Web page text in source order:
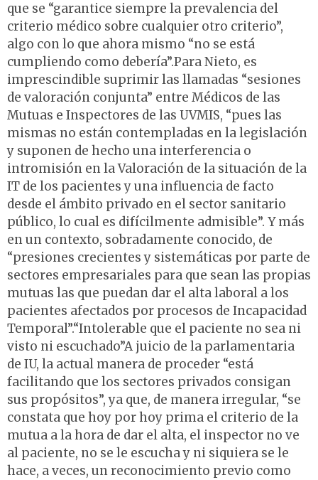
que se “garantice siempre la prevalencia del
criterio médico sobre cualquier otro criterio”,
algo con lo que ahora mismo “no se está
cumpliendo como debería”.Para Nieto, es
imprescindible suprimir las llamadas “sesiones
de valoración conjunta” entre Médicos de las
Mutuas e Inspectores de las UVMIS, “pues las
mismas no están contempladas en la legislación
y suponen de hecho una interferencia o
intromisión en la Valoración de la situación de la
IT de los pacientes y una influencia de facto
desde el ámbito privado en el sector sanitario
público, lo cual es difícilmente admisible”. Y más
en un contexto, sobradamente conocido, de
“presiones crecientes y sistemáticas por parte de
sectores empresariales para que sean las propias
mutuas las que puedan dar el alta laboral a los
pacientes afectados por procesos de Incapacidad
Temporal”.“Intolerable que el paciente no sea ni
visto ni escuchado”A juicio de la parlamentaria
de IU, la actual manera de proceder “está
facilitando que los sectores privados consigan
sus propósitos”, ya que, de manera irregular, “se
constata que hoy por hoy prima el criterio de la
mutua a la hora de dar el alta, el inspector no ve
al paciente, no se le escucha y ni siquiera se le
hace, a veces, un reconocimiento previo como